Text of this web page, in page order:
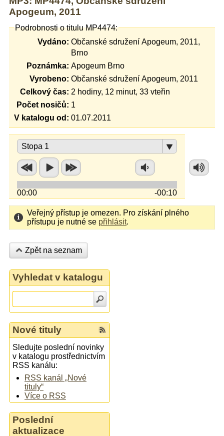
Apogeum, 2011
Podrobnosti o titulu MP4474:
Vydáno: Občanské sdružení Apogeum, 2011,
Brno
Poznámka: Apogeum Brno
Vyrobeno: Občanské sdružení Apogeum, 2011
Celkový čas: 2 hodiny, 12 minut, 33 vteřin
Počet nosičů: 1
V katalogu od: 01.07.2011
Stopa 1
00:00 -00:10
Veřejný přístup je omezen. Pro získání plného
přístupu je nutné se přihlásit.
Zpět na seznam
Vyhledat v katalogu
Nové tituly
Sledujte poslední novinky
v katalogu prostřednictvím
RSS kanálu:
RSS kanál „Nové
tituly“
Více o RSS
Poslední
aktualizace